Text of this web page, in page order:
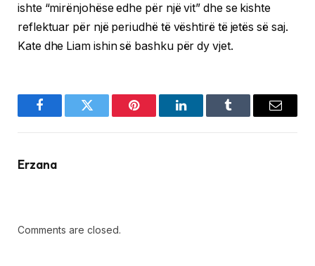
ishte “mirënjohëse edhe për një vit” dhe se kishte
reflektuar për një periudhë të vështirë të jetës së saj.
Kate dhe Liam ishin së bashku për dy vjet.
FacebookTwitter Pinterest LinkedInTumblr Email
Erzana
Comments are closed.